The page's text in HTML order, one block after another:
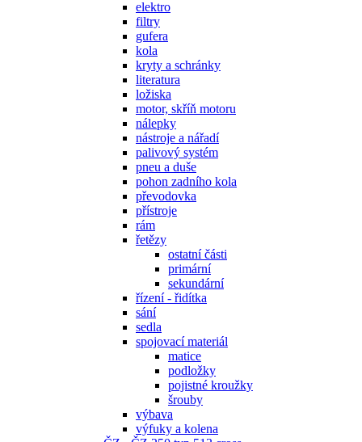
elektro
filtry
gufera
kola
kryty a schránky
literatura
ložiska
motor, skříň motoru
nálepky
nástroje a nářadí
palivový systém
pneu a duše
pohon zadního kola
převodovka
přístroje
rám
řetězy
ostatní části
primární
sekundární
řízení - řidítka
sání
sedla
spojovací materiál
matice
podložky
pojistné kroužky
šrouby
výbava
výfuky a kolena